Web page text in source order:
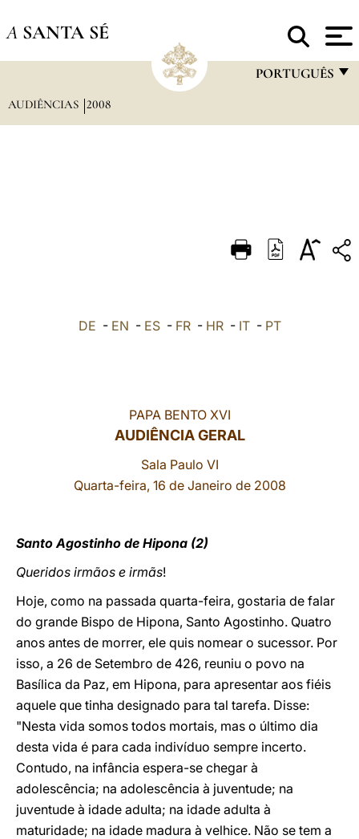
A SANTA SÉ
PORTUGUÊS
DEUTSCH
العربيّة
AUDIÊNCIAS 2008
DE - EN - ES- FR- HR- IT- PT
PAPA BENTO XVI
AUDIÊNCIA GERAL
Sala Paulo VI
Quarta-feira, 16 de Janeiro de 2008
Santo Agostinho de Hipona (2)
Queridos irmãos e irmãs!
Hoje, como na passada quarta-feira, gostaria de falar
do grande Bispo de Hipona, Santo Agostinho. Quatro
anos antes de morrer, ele quis nomear o sucessor. Por
isso, a 26 de Setembro de 426, reuniu o povo na
Basílica da Paz, em Hipona, para apresentar aos fiéis
aquele que tinha designado para tal tarefa. Disse:
"Nesta vida somos todos mortais, mas o último dia
desta vida é para cada indivíduo sempre incerto.
Contudo, na infância espera-se chegar à
adolescência; na adolescência à juventude; na
juventude à idade adulta; na idade adulta à
maturidade; na idade madura à velhice. Não se tem a